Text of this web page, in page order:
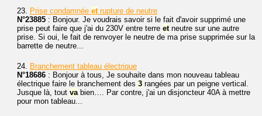
23. Prise condamnée et rupture de neutre
N°23885 : Bonjour. Je voudrais savoir si le fait d'avoir supprimé une
prise peut faire que j'ai du 230V entre terre et neutre sur une autre
prise. Si oui, le fait de renvoyer le neutre de ma prise supprimée sur la
barrette de neutre...
24. Branchement tableau électrique
N°18686 : Bonjour à tous, Je souhaite dans mon nouveau tableau
électrique faire le branchement des 3 rangées par un peigne vertical.
Jusque là, tout va bien…. Par contre, j'ai un disjoncteur 40A à mettre
pour mon tableau...